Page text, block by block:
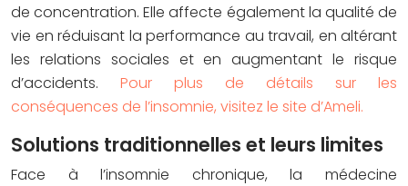
de concentration. Elle affecte également la qualité de
vie en réduisant la performance au travail, en altérant
les relations sociales et en augmentant le risque
d’accidents. Pour plus de détails sur les
conséquences de l’insomnie, visitez le site d’Ameli.
Solutions traditionnelles et leurs limites
Face à l’insomnie chronique, la médecine